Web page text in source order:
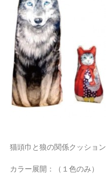
猫頭巾と狼の関係クッション
カラー展開：（１色のみ）